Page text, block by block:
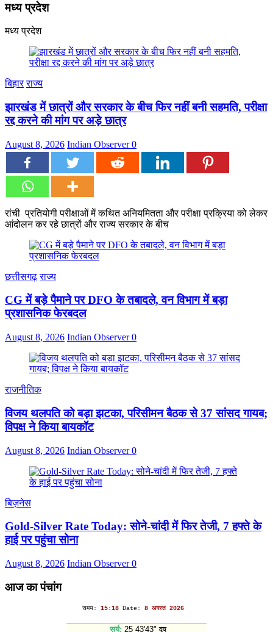
मध्य प्रदेश
मध्य प्रदेश
बिहार राज्य
झारखंड में छात्रों और सरकार के बीच फिर नहीं बनी सहमति, परीक्षा
रद्द करने की मांग पर अड़े छात्र
August 8, 2026 Indian Observer0
रांची प्रतियोगी परीक्षाओं में कथित अनियमितता और परीक्षा प्रक्रिया को लेकर
आंदोलन कर रहे छात्रों और राज्य सरकार के बीच
छत्तीसगढ़ राज्य
CG में बड़े पैमाने पर DFO के तबादले, वन विभाग में बड़ा
प्रशासनिक फेरबदल
August 8, 2026 Indian Observer0
राजनीतिक
विजय थलपति को बड़ा झटका, परिसीमन बैठक से 37 सांसद गायब;
विपक्ष ने किया बायकॉट
August 8, 2026 Indian Observer0
बिज़नेस
Gold-Silver Rate Today: सोने-चांदी में फिर तेजी, 7 हफ्ते के
हाई पर पहुंचा सोना
August 8, 2026 Indian Observer0
आज का पंचांग